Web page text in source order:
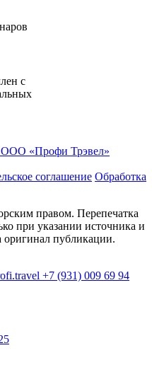
с
«Профи Трэвeл»
соглашение Обработка
правом. Перепечатка
при указании источника и
публикации.
+7 (931) 009 69 94